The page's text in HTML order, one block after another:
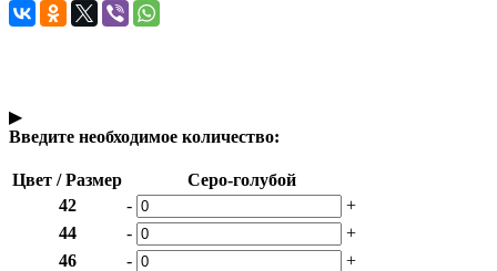
▶
Введите необходимое количество:
Цвет / Размер
Серо-голубой
42
-
+
44
-
+
46
-
+